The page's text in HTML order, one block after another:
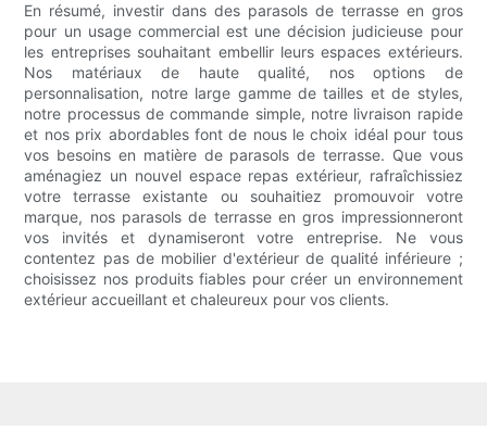
En résumé, investir dans des parasols de terrasse en gros
pour un usage commercial est une décision judicieuse pour
les entreprises souhaitant embellir leurs espaces extérieurs.
Nos matériaux de haute qualité, nos options de
personnalisation, notre large gamme de tailles et de styles,
notre processus de commande simple, notre livraison rapide
et nos prix abordables font de nous le choix idéal pour tous
vos besoins en matière de parasols de terrasse. Que vous
aménagiez un nouvel espace repas extérieur, rafraîchissiez
votre terrasse existante ou souhaitiez promouvoir votre
marque, nos parasols de terrasse en gros impressionneront
vos invités et dynamiseront votre entreprise. Ne vous
contentez pas de mobilier d'extérieur de qualité inférieure ;
choisissez nos produits fiables pour créer un environnement
extérieur accueillant et chaleureux pour vos clients.